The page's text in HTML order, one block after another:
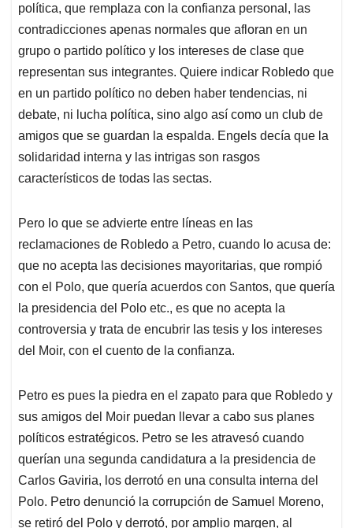
política, que remplaza con la confianza personal, las
contradicciones apenas normales que afloran en un
grupo o partido político y los intereses de clase que
representan sus integrantes. Quiere indicar Robledo que
en un partido político no deben haber tendencias, ni
debate, ni lucha política, sino algo así como un club de
amigos que se guardan la espalda. Engels decía que la
solidaridad interna y las intrigas son rasgos
característicos de todas las sectas.
Pero lo que se advierte entre líneas en las
reclamaciones de Robledo a Petro, cuando lo acusa de:
que no acepta las decisiones mayoritarias, que rompió
con el Polo, que quería acuerdos con Santos, que quería
la presidencia del Polo etc., es que no acepta la
controversia y trata de encubrir las tesis y los intereses
del Moir, con el cuento de la confianza.
Petro es pues la piedra en el zapato para que Robledo y
sus amigos del Moir puedan llevar a cabo sus planes
políticos estratégicos. Petro se les atravesó cuando
querían una segunda candidatura a la presidencia de
Carlos Gaviria, los derrotó en una consulta interna del
Polo. Petro denunció la corrupción de Samuel Moreno,
se retiró del Polo y derrotó, por amplio margen, al